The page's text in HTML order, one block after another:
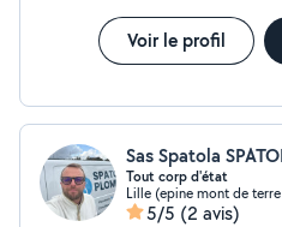
Voir le profil
Sas Spatola
Tout corp d'état
Lille (epine mont de
5/5 (2 avis)